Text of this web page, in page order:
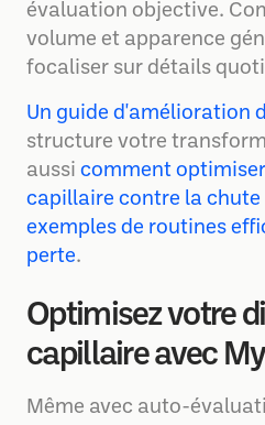
évaluation objective.
volume et apparence
focaliser sur détails
Un guide d'amélioration
structure votre
aussi comment
capillaire contre la chute
exemples de routines
perte.
Optimisez votre
capillaire avec
Même avec auto-